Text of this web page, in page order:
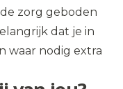
zorg geboden
dat je in
waar nodig extra